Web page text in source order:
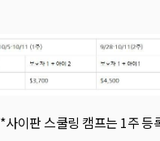
*사이판 스쿨링 캠프는 1주 등